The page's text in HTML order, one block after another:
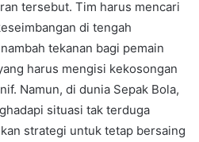
tersebut. Tim harus mencari
di tengah
tekanan bagi pemain
harus mengisi kekosongan
Namun, di dunia Sepak Bola,
situasi tak terduga
strategi untuk tetap bersaing